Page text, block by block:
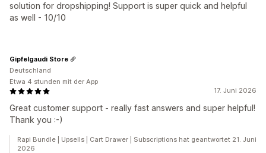
solution for dropshipping! Support is super quick and helpful
as well - 10/10
17. Juni 2026
Great customer support - really fast answers and super helpful!
Thank you :-)
Gipfelgaudi Store
Deutschland
Etwa 4 stunden mit der App
Rapi Bundle | Upsells | Cart Drawer | Subscriptions hat geantwortet 21. Juni
2026